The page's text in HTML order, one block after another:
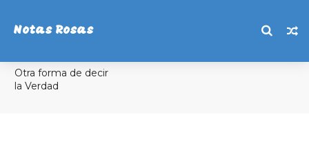
Notas Rosas
Otra forma de decir
la Verdad